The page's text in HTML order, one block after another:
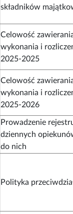
składników
Celowość
wykonania i
2025-2025
Celowość
wykonania i
2025-2026
Prowadzenie
dziennych
do nich
Polityka